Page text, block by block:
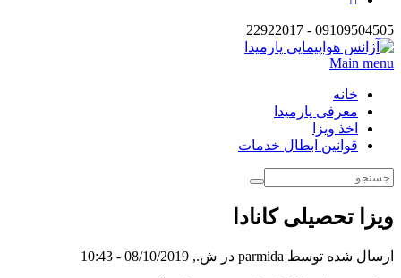
09109504505 - 22922017
Main menu
خانه
معرفی پارمیدا
اخذ ویزا
قوانین ابطال خدمات
ویزا تحصیلی کانادا
ارسال شده توسط parmida در ش., 08/10/2019 - 10:43